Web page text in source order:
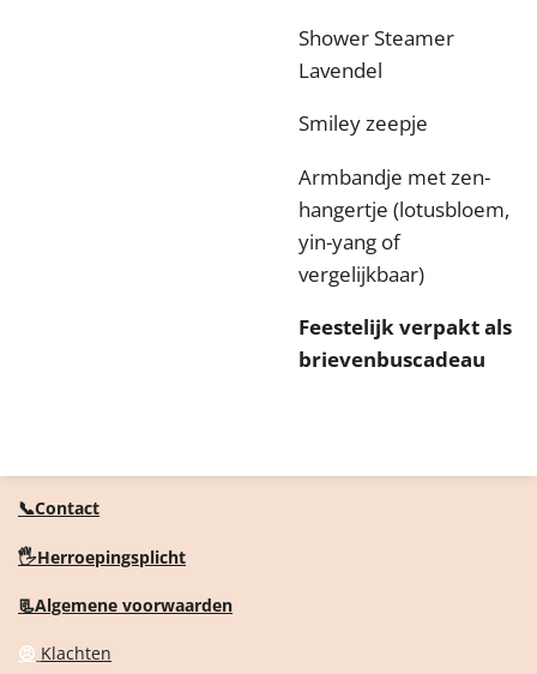
Shower Steamer
Lavendel
Smiley zeepje
Armbandje met zen-
hangertje (lotusbloem,
yin-yang of
vergelijkbaar)
Feestelijk verpakt als
brievenbuscadeau
📞Contact
🖐️Herroepingsplicht
📃Algemene voorwaarden
😠 Klachten